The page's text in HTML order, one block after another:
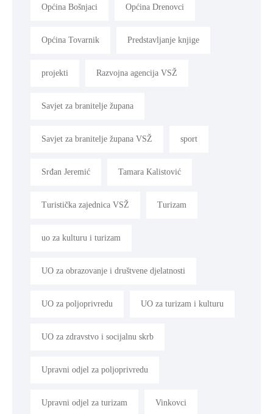
Općina Bošnjaci Općina Drenovci
Općina Tovarnik Predstavljanje knjige
projekti Razvojna agencija VSŽ
Savjet za branitelje župana
Savjet za branitelje župana VSŽ sport
Srđan Jeremić Tamara Kalistović
Turistička zajednica VSŽ Turizam
uo za kulturu i turizam
UO za obrazovanje i društvene djelatnosti
UO za poljoprivredu UO za turizam i kulturu
UO za zdravstvo i socijalnu skrb
Upravni odjel za poljoprivredu
Upravni odjel za turizam Vinkovci